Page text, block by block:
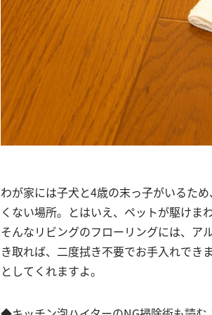
わが家には子犬と4歳の末っ子がいるた
くない場所。とはいえ、ペットが駆けま
そんなリビングのフローリングには、
き取れば、二度拭き不要でお手入れでき
としてくれますよ。